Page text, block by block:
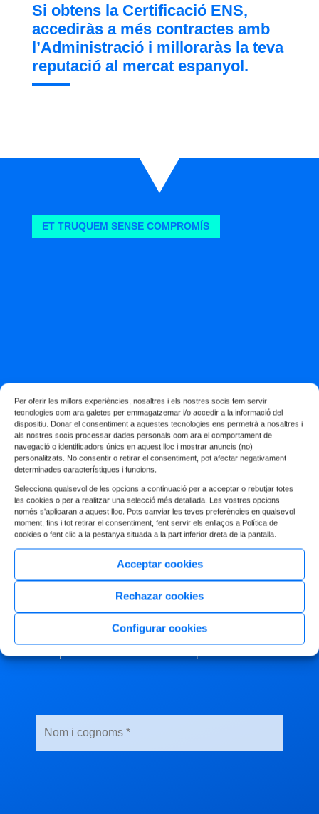
Per oferir les millors experiències, nosaltres i els nostres socis fem servir
tecnologies com ara galetes per emmagatzemar i/o accedir a la informació del
dispositiu. Donar el consentiment a aquestes tecnologies ens permetrà a nosaltres i
als nostres socis processar dades personals com ara el comportament de
navegació o identificadors únics en aquest lloc i mostrar anuncis (no)
personalitzats. No consentir o retirar el consentiment, pot afectar negativament
determinades característiques i funcions.
Selecciona qualsevol de les opcions a continuació per a acceptar o rebutjar totes
les cookies o per a realitzar una selecció més detallada. Les vostres opcions
només s'aplicaran a aquest lloc. Pots canviar les teves preferències en qualsevol
moment, fins i tot retirar el consentiment, fent servir els enllaços a Política de
cookies o fent clic a la pestanya situada a la part inferior dreta de la pantalla.
Acceptar cookies
Rechazar cookies
Configurar cookies
Si obtens la Certificació ENS,
accediràs a més contractes amb
l’Administració i milloraràs la teva
reputació al mercat espanyol.
ET TRUQUEM SENSE COMPROMÍS
Necessites
assessoria
personalitzada
?
Explica'ns la situació actual de la teva empresa i
què necessites. Et trucarem i analitzarem el teu
cas per valorar si la teva empresa està enrisc
d'incompliment normatiu . Els nostres serveis